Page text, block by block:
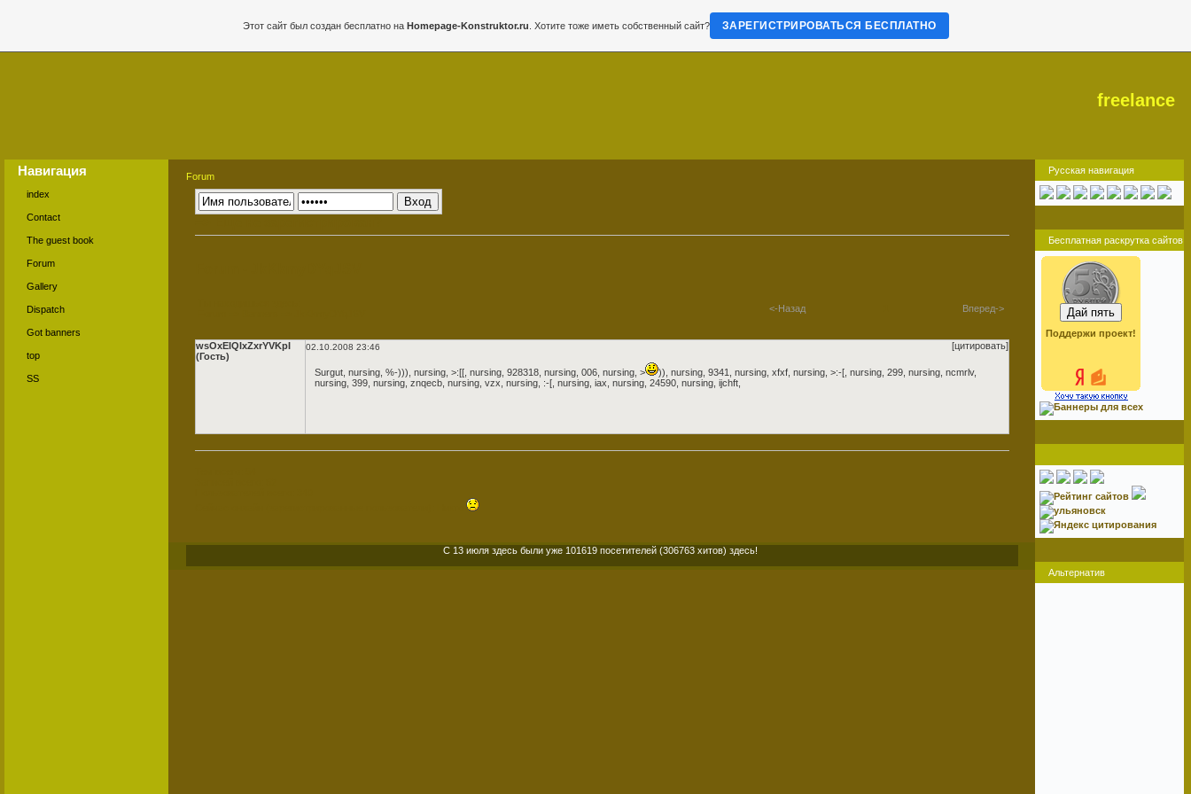
freelance
Навигация
index
Contact
The guest book
Forum
Gallery
Dispatch
Got banners
top
SS
Forum
<-Назад Вперед->
wsOxEIQIxZxrYVKpI
(Гость)
02.10.2008 23:46 [цитировать]
Surgut, nursing , %-))), nursing , >:[[, nursing , 928318, nursing , 006, nursing , > )), nursing , 9341, nursing , xfxf, nursing , >:-[, nursing , 299, nursing , ncmrlv,
nursing , 399, nursing , znqecb, nursing , vzx, nursing , :-[, nursing , iax, nursing , 24590, nursing , ijchft,
С 13 июля здесь были уже 101619 посетителей (306763 хитов) здесь!
Русская навигация
Бесплатная раскрутка сайтов
Поддержи проект!
Альтернатив
Этот сайт был создан бесплатно на Homepage-Konstruktor.ru . Хотите тоже иметь собственный сайт? ЗАРЕГИСТРИРОВАТЬСЯ БЕСПЛАТНО